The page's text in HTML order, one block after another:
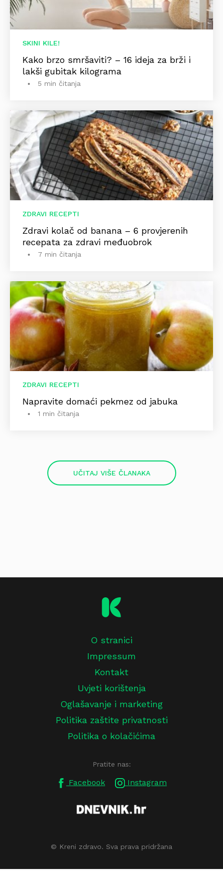
SKINI KILE!
Kako brzo smršaviti? – 16 ideja za brži i
lakši gubitak kilograma
5 min čitanja
ZDRAVI RECEPTI
Zdravi kolač od banana – 6 provjerenih
recepata za zdravi međuobrok
7 min čitanja
ZDRAVI RECEPTI
Napravite domaći pekmez od jabuka
1 min čitanja
UČITAJ VIŠE ČLANAKA
O stranici
Impressum
Kontakt
Uvjeti korištenja
Oglašavanje i marketing
Politika zaštite privatnosti
Politika o kolačićima
Pratite nas:
Facebook Instagram
© Kreni zdravo. Sva prava pridržana